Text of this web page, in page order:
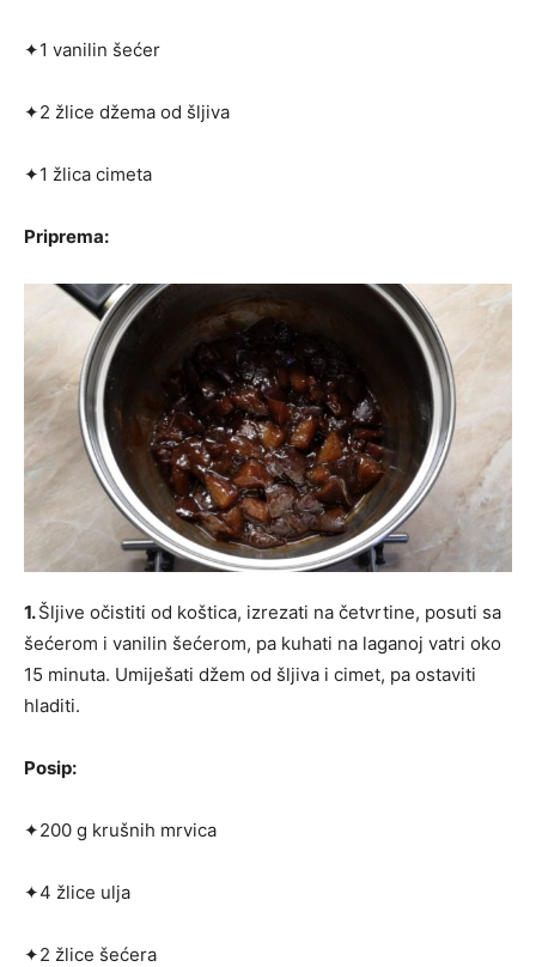
✦1 vanilin šećer
✦2 žlice džema od šljiva
✦1 žlica cimeta
Priprema:
1.Šljive očistiti od koštica, izrezati na četvrtine, posuti sa
šećerom i vanilin šećerom, pa kuhati na laganoj vatri oko
15 minuta. Umiješati džem od šljiva i cimet, pa ostaviti
hladiti.
Posip:
✦200 g krušnih mrvica
✦4 žlice ulja
✦2 žlice šećera